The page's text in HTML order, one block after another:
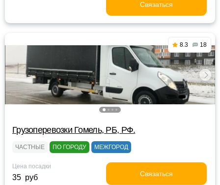
Связаться
8.3 18
Грузоперевозки Гомель, РБ, РФ.
ЧАСТНЫЕ ПО ГОРОДУ МЕЖГОРОД
Цена посадки
35 руб Связаться